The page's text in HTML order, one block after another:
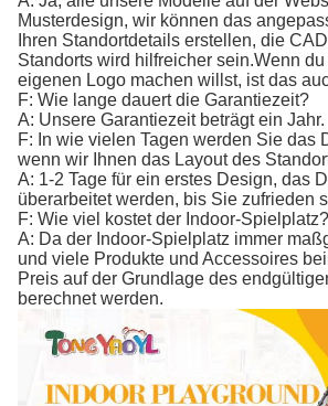
Musterdesign, wir können das
Ihren Standortdetails erstellen, die
Standorts wird hilfreicher sein.Wenn
eigenen Logo machen willst, ist das
F: Wie lange dauert die Garantiezeit?
A: Unsere Garantiezeit beträgt ein Jahr.
F: In wie vielen Tagen werden Sie das
wenn wir Ihnen das Layout des
A: 1-2 Tage für ein erstes Design, das
überarbeitet werden, bis Sie zufrieden
F: Wie viel kostet der Indoor-Spielplatz?
A: Da der Indoor-Spielplatz immer
und viele Produkte und Accessoires
Preis auf der Grundlage des
berechnet werden.